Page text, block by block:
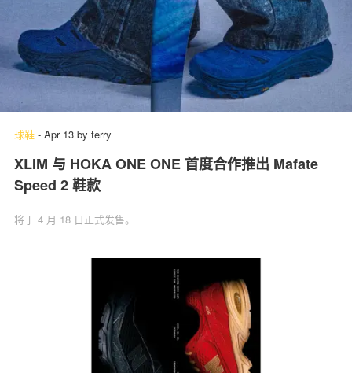
球鞋 - Apr 13 by terry
XLIM 与 HOKA ONE ONE 首度合作推出 Mafate
Speed 2 鞋款
将于 4 月 18 日正式发售。